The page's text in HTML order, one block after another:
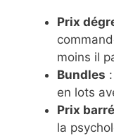
Prix
moins il
Bundles
en lots
Prix
la